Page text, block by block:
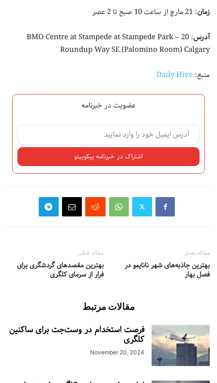
زمان: 21 مارچ از ساعت 10 صبح تا 2 عصر
آدرس : BMO Centre at Stampede at Stampede Park – 20
Roundup Way SE (Palomino Room) Calgary
منبع:Daily Hive
عضویت در خبرنامه
مقاله قبلی
بهترین مقصدهای گردشگری برای
فرار از سرمای کلگری
مقاله بعدی
بهترین جاذبه‌های شهر نانایمو در
فصل بهار
مقالات مرتبط
فرصت استخدام در وست‌جت برای ساکنین
کلگری
November 20, 2024